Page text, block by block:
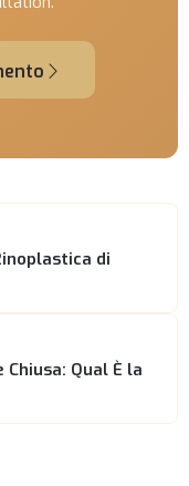
di
Qual È la